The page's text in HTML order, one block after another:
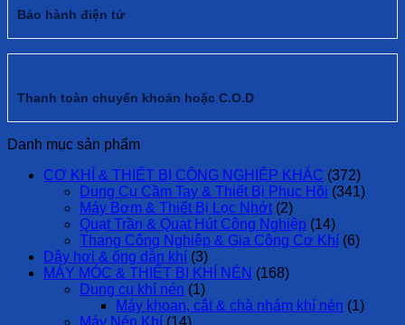
Bảo hành điện tử
Thanh toàn chuyển khoản hoặc C.O.D
Danh mục sản phẩm
CƠ KHÍ & THIẾT BỊ CÔNG NGHIỆP KHÁC (372)
Dụng Cụ Cầm Tay & Thiết Bị Phục Hồi (341)
Máy Bơm & Thiết Bị Lọc Nhớt (2)
Quạt Trần & Quạt Hút Công Nghiệp (14)
Thang Công Nghiệp & Gia Công Cơ Khí (6)
Dây hơi & ống dẫn khí (3)
MÁY MÓC & THIẾT BỊ KHÍ NÉN (168)
Dụng cụ khí nén (1)
Máy khoan, cắt & chà nhám khí nén (1)
Máy Nén Khí (14)